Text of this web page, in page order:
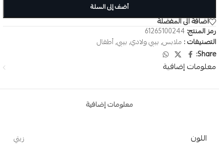
أضف إلى السلة
اضافة الى المفضلة
رمز المنتج: 61265100244
التصنيفات : ملابس, بيبي ولادي, بيبي,أطفال
Share:
معلومات إضافية
معلومات إضافية
اللون زيتي